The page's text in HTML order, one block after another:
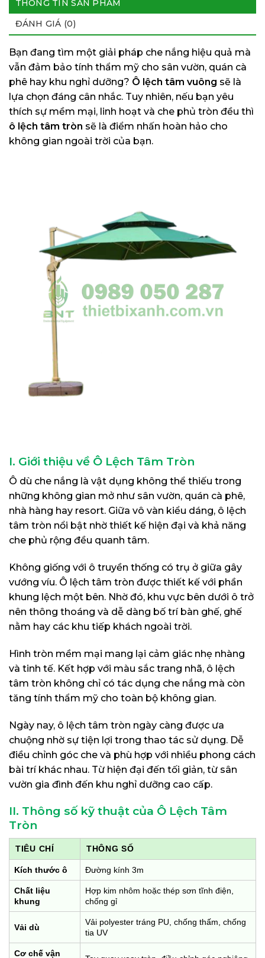
THÔNG TIN SẢN PHẨM
ĐÁNH GIÁ (0)
Bạn đang tìm một giải pháp che nắng hiệu quả mà
vẫn đảm bảo tính thẩm mỹ cho sân vườn, quán cà
phê hay khu nghỉ dưỡng? Ô lệch tâm vuông sẽ là
lựa chọn đáng cân nhắc. Tuy nhiên, nếu bạn yêu
thích sự mềm mại, linh hoạt và che phủ tròn đều thì
ô lệch tâm tròn sẽ là điểm nhấn hoàn hảo cho
không gian ngoài trời của bạn.
I. Giới thiệu về Ô Lệch Tâm Tròn
Ô dù che nắng là vật dụng không thể thiếu trong
những không gian mở như sân vườn, quán cà phê,
nhà hàng hay resort. Giữa vô vàn kiểu dáng, ô lệch
tâm tròn nổi bật nhờ thiết kế hiện đại và khả năng
che phủ rộng đều quanh tâm.
Không giống với ô truyền thống có trụ ở giữa gây
vướng víu. Ô lệch tâm tròn được thiết kế với phần
khung lệch một bên. Nhờ đó, khu vực bên dưới ô trở
nên thông thoáng và dễ dàng bố trí bàn ghế, ghế
nằm hay các khu tiếp khách ngoài trời.
Hình tròn mềm mại mang lại cảm giác nhẹ nhàng
và tinh tế. Kết hợp với màu sắc trang nhã, ô lệch
tâm tròn không chỉ có tác dụng che nắng mà còn
tăng tính thẩm mỹ cho toàn bộ không gian.
Ngày nay, ô lệch tâm tròn ngày càng được ưa
chuộng nhờ sự tiện lợi trong thao tác sử dụng. Dễ
điều chỉnh góc che và phù hợp với nhiều phong cách
bài trí khác nhau. Từ hiện đại đến tối giản, từ sân
vườn gia đình đến khu nghỉ dưỡng cao cấp.
II. Thông số kỹ thuật của Ô Lệch Tâm
Tròn
TIÊU CHÍ THÔNG SỐ
Kích thước ô Đường kính 3m
Chất liệu
khung
Hợp kim nhôm hoặc thép sơn tĩnh điện,
chống gỉ
Vải dù
Vải polyester tráng PU, chống thấm, chống
tia UV
Cơ chế vận